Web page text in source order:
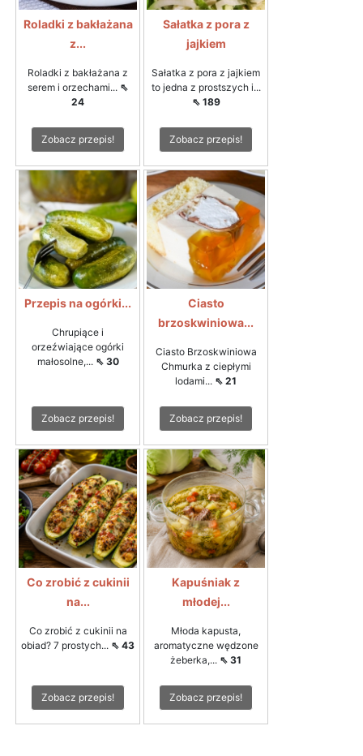
Roladki z bakłażana
z...
Roladki z bakłażana z
serem i orzechami... ⇖
24
Zobacz przepis!
Sałatka z pora z
jajkiem
Sałatka z pora z jajkiem
to jedna z prostszych i...
⇖ 189
Zobacz przepis!
Przepis na ogórki...
Chrupiące i
orzeźwiające ogórki
małosolne,... ⇖ 30
Zobacz przepis!
Ciasto
brzoskwiniowa...
Ciasto Brzoskwiniowa
Chmurka z ciepłymi
lodami... ⇖ 21
Zobacz przepis!
Co zrobić z cukinii
na...
Co zrobić z cukinii na
obiad? 7 prostych... ⇖ 43
Zobacz przepis!
Kapuśniak z
młodej...
Młoda kapusta,
aromatyczne wędzone
żeberka,... ⇖ 31
Zobacz przepis!